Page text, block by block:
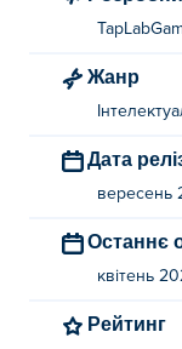
Жанр
Дата
вересень
квітень
Рейтинг